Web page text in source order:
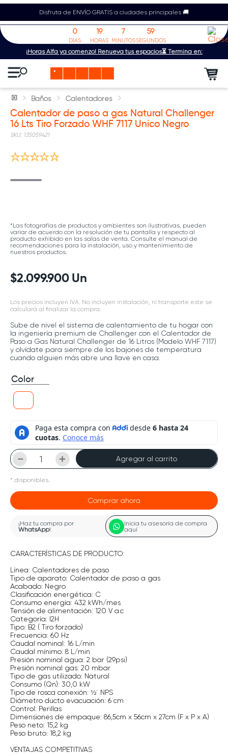
Disfruta de ENVÍO GRATIS a ciudades principales 🚚
¡Horas Alfa ya comenzó! Renueva tus espacios⏳ Termina en:
0
DÍAS
19
HORAS
7
MINUTOS
59
SEGUNDOS
Baños Calentadores
Calentador de paso a gas Natural Challenger
16 Lts Tiro Forzado WHF 7117 Unico Negro
: 135059421
*Las fotografías de productos y ambientes son ilustrativas, pueden
variar de acuerdo con la resolución de tu pantalla y respecto al
producto exhibido en las salas de venta. Consulte el manual de
recomendaciones para la instalación, uso y mantenimiento de
nuestros productos.
$2.099.900 Un
Los precios incluyen IVA. No incluyen instalación, ni transporte este se
calculará al finalizar la compra.
Sube de nivel el sistema de calentamiento de tu hogar con
la ingeniería premium de Challenger con el Calentador de
Paso a Gas Natural Challenger de 16 Litros (Modelo WHF 7117)
y olvídate para siempre de los bajones de temperatura
cuando alguien más abre una llave en casa.
Color
＋
－ Agregar al carrito
* disponibles.
Comprar ahora
¡Haz tu compra por
WhatsApp!
Inicia tu asesoría de compra
aquí
CARACTERÍSTICAS DE PRODUCTO:
Línea: Calentadores de paso
Tipo de aparato: Calentador de paso a gas
Acabado: Negro
Clasificación energética: C
Consumo energía: 432 kWh/mes
Tensión de alimentación: 120 V a.c
Categoría: I2H
Tipo: B2 ( Tiro forzado)
Frecuencia: 60 Hz
Caudal nominal: 16 L/min
Caudal mínimo: 8 L/min
Presión nominal agua: 2 bar (29psi)
Presión nominal gas: 20 mbar
Tipo de gas utilizado: Natural
Consumo (Qn): 30,0 kW
Tipo de rosca conexión: ½¨ NPS
Diámetro ducto evacuación: 6 cm
Control: Perillas
Dimensiones de empaque: 86,5cm x 56cm x 27cm (F x P x A)
Peso neto: 15,2 kg
Peso bruto: 18,2 kg
VENTAJAS COMPETITIVAS